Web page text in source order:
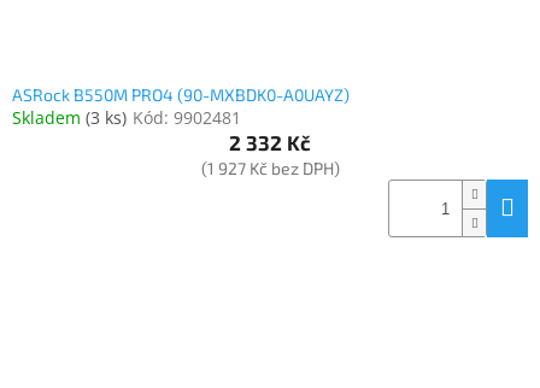
ASRock B550M PRO4 (90-MXBDK0-A0UAYZ)
Skladem (3 ks) Kód: 9902481
2 332 Kč
(1 927 Kč bez DPH)